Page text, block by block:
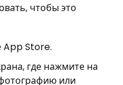
чтобы это
App Store.
где нажмите на
или